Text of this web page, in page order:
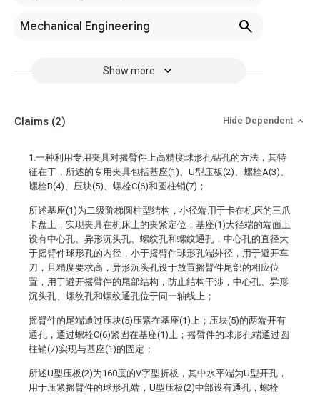
Mechanical Engineering
Show more
Claims (2) Hide Dependent
1.一种利用专用夹具对摇臂件上高精度球形孔钻孔的方法，其特
征在于，所述的专用夹具包括基座(1)、U型压板(2)、螺栓A(3)、
螺栓B(4)、压块(5)、螺栓C(6)和圆柱销(7)；
所述基座(1)为二级阶梯圆柱型结构，小径端用于卡在机床的三爪
卡盘上，实现夹具在机床上的夹紧定位；基座(1)大径端的端面上
设有中心孔、异形沉头孔、螺纹孔和螺纹通孔，中心孔的直径大
于摇臂件球形孔的内径，小于摇臂件球形孔端外径，用于避开车
刀，且精度要求高，异形沉头孔设于放置摇臂件尾部的相应位
置，用于避开摇臂件的尾部结构，防止结构干涉，中心孔、异形
沉头孔、螺纹孔和螺纹通孔位于同一轴线上；
摇臂件的尾端通过压块(5)压紧在基座(1)上；压块(5)的两端开有
通孔，通过螺栓C(6)紧固在基座(1)上；摇臂件的球形孔端通过圆
柱销(7)实现与基座(1)的固定；
所述U型压板(2)为160度的V字型折板，其中水平端为U型开孔，
用于压紧摇臂件的球形孔端，U型压板(2)中部设有通孔，螺栓